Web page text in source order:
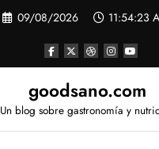
09/08/2026 11:54:24
goodsano.com
Un blog sobre gastronomía y